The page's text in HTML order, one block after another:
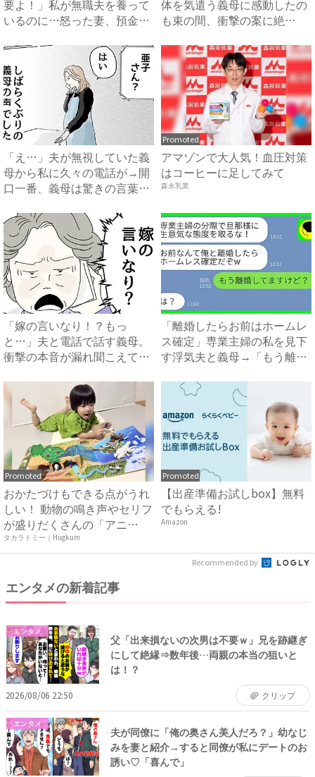
要よ！」私が無職夫を養って
いるのに…怒った妻、預金残
体を気遣う義母に感動したの
も束の間、衝撃の案に絶
「え…」夫が無視していた義
母から私に久々の電話が→開
口一番、義母は驚きの言葉
Promoted
アマゾンで大人気！血圧対策
はコーヒーに足してみて
森永乳業
「嫁の言いなり！？もっ
と…」夫と電話で話す義母。
衝撃の本音が漏れ聞こえてき
「離婚したらお前はホームレ
ス確定」専業主婦の私を見下
す浮気夫と義母→「もう離婚
Promoted
おかたづけもできる点がうれ
しい！ 動物の鳴き声やセリフ
が盛りだくさんの「アニ
ア ...
タカラトミー｜Hugkum
Promoted
【出産準備お試しbox】無料
でもらえる!
Amazon
Recommended by
エンタメの新着記事
エンタメ
父「出来損ないの次男は不要ｗ」兄を跡継ぎ
にして絶縁⇒数年後…両親の本当の狙いと
は！？
2026/08/06 22:50 クリップ
エンタメ
夫が同僚に「俺の奥さん美人だろ？」幼なじ
みを妻と紹介→すると同僚が私にデートのお
誘い♡「喜んで」